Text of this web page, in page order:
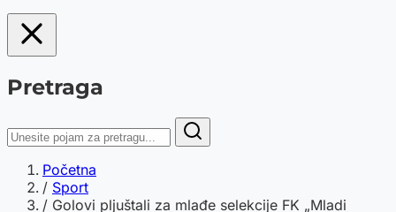
Pretraga
Početna
/ Sport
/ Golovi pljuštali za mlađe selekcije FK „Mladi